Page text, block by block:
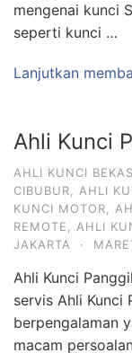
mengenai kunci
seperti kunci …
Lanjutkan
Ahli Kunci
AHLI KUNCI
CIBUBUR
AHLI
KUNCI MOTOR
REMOTE
AHLI
JAKARTA
·
Ahli Kunci
servis Ahli Kunci
berpengalaman
macam